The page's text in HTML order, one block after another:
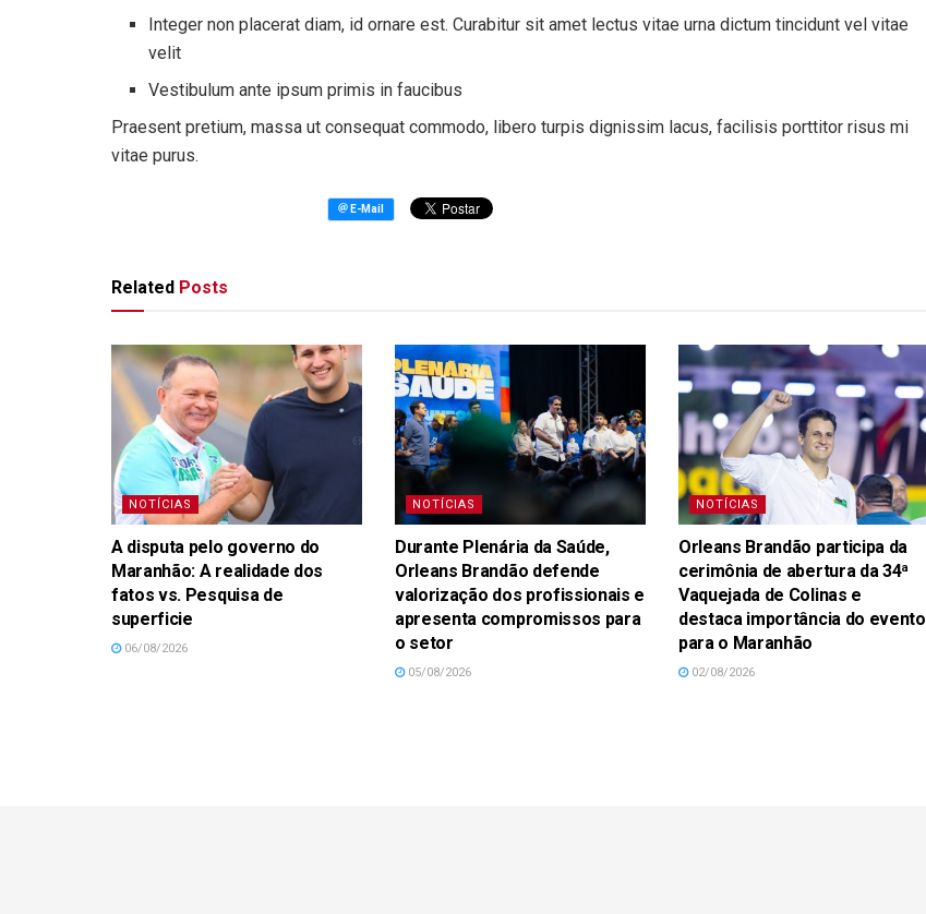
Integer non placerat diam, id ornare est. Curabitur sit amet lectus vitae urna dictum tincidunt vel vitae
velit
Vestibulum ante ipsum primis in faucibus
Praesent pretium, massa ut consequat commodo, libero turpis dignissim lacus, facilisis porttitor risus mi
vitae purus.
Related Posts
NOTÍCIAS
A disputa pelo governo do
Maranhão: A realidade dos
fatos vs. Pesquisa de
superficie
06/08/2026
NOTÍCIAS
Durante Plenária da Saúde,
Orleans Brandão defende
valorização dos profissionais e
apresenta compromissos para
o setor
05/08/2026
NOTÍCIAS
Orleans Brandão participa da
cerimônia de abertura da 34ª
Vaquejada de Colinas e
destaca importância do evento
para o Maranhão
02/08/2026